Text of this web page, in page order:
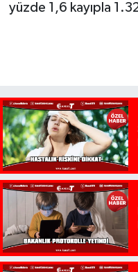
yüzde 1,6 kayıpla